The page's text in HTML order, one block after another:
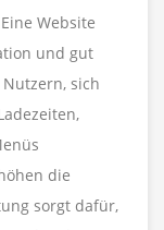
Website
und gut
sich
die
sorgt dafür,